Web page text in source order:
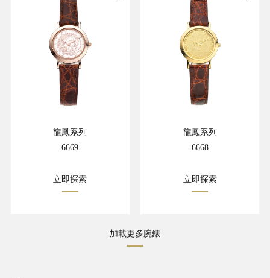
龍鳳系列
6669
立即探索
龍鳳系列
6668
立即探索
加載更多腕錶